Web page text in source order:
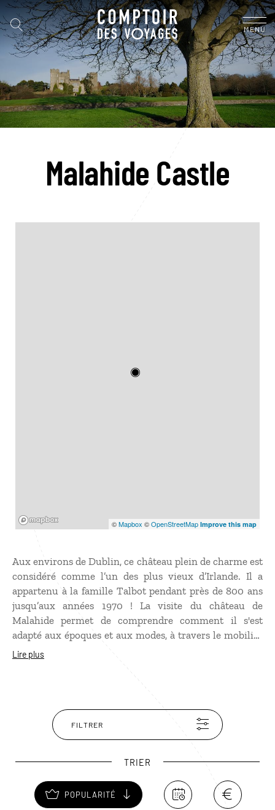
MENU
Malahide Castle
©Mapbox ©OpenStreetMap Improve this map
Aux environs de Dublin, ce château plein de charme est
considéré comme l’un des plus vieux d’Irlande. Il a
appartenu à la famille Talbot pendant près de 800 ans
jusqu’aux années 1970 ! La visite du château de
Malahide permet de comprendre comment il s'est
adapté aux époques et aux modes, à travers le mobilier
et les objets qui ont appartenu aux propriétaires. Les
botanique, qui recèle des fleurs somptueuses.
Lire plus
FILTRER
TRIER
POPULARITÉ